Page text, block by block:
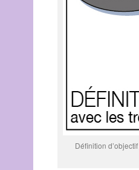
Définition